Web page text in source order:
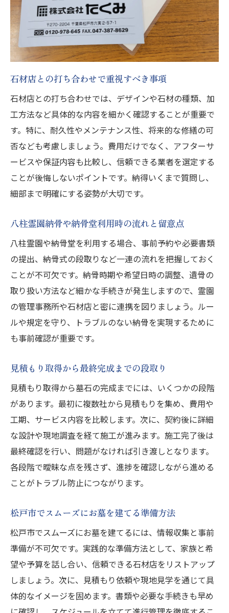
石材店との打ち合わせで重視すべき事項
石材店との打ち合わせでは、デザインや石材の種類、加
工方法など具体的な内容を細かく確認することが重要で
す。特に、耐久性やメンテナンス性、将来的な修繕の可
否なども考慮しましょう。費用だけでなく、アフターサ
ービスや保証内容も比較し、信頼できる業者を選定する
ことが後悔しないポイントです。納得いくまで質問し、
細部まで明確にする姿勢が大切です。
八柱霊園納骨や納骨堂利用時の流れと留意点
八柱霊園や納骨堂を利用する場合、事前予約や必要書類
の提出、納骨式の段取りなど一連の流れを把握しておく
ことが不可欠です。納骨時期や希望日時の調整、遺骨の
取り扱い方法など細かな手続きが発生しますので、霊園
の管理事務所や石材店と密に連携を図りましょう。ルー
ルや規定を守り、トラブルのない納骨を実現するために
も事前確認が重要です。
見積もり取得から最終完成までの段取り
見積もり取得から墓石の完成までには、いくつかの段階
があります。最初に複数社から見積もりを集め、費用や
工期、サービス内容を比較します。次に、契約後に詳細
な設計や現地調査を経て施工が進みます。施工完了後は
最終確認を行い、問題がなければ引き渡しとなります。
各段階で曖昧な点を残さず、進捗を確認しながら進める
ことがトラブル防止につながります。
松戸市でスムーズにお墓を建てる準備方法
松戸市でスムーズにお墓を建てるには、情報収集と事前
準備が不可欠です。実践的な準備方法として、家族と希
望や予算を話し合い、信頼できる石材店をリストアップ
しましょう。次に、見積もり依頼や現地見学を通じて具
体的なイメージを固めます。書類や必要な手続きも早め